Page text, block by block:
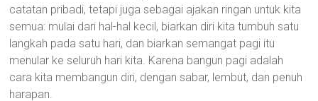
catatan pribadi, tetapi juga sebagai ajakan ringan untuk kita
semua: mulai dari hal-hal kecil, biarkan diri kita tumbuh satu
langkah pada satu hari, dan biarkan semangat pagi itu
menular ke seluruh hari kita. Karena bangun pagi adalah
cara kita membangun diri, dengan sabar, lembut, dan penuh
harapan.